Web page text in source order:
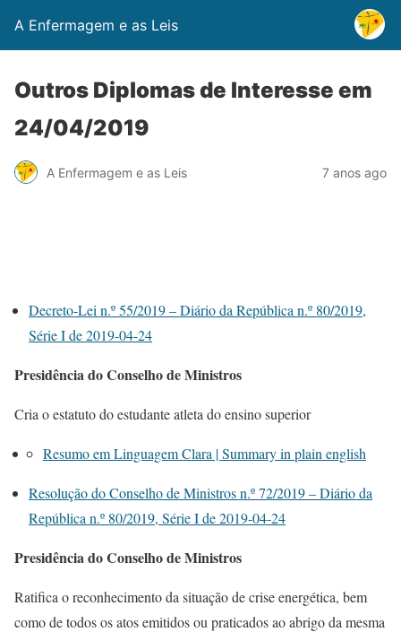
A Enfermagem e as Leis
Outros Diplomas de Interesse em
24/04/2019
A Enfermagem e as Leis 7 anos ago
Decreto-Lei n.º 55/2019 – Diário da República n.º 80/2019,
Série I de 2019-04-24
Presidência do Conselho de Ministros
Cria o estatuto do estudante atleta do ensino superior
Resumo em Linguagem Clara | Summary in plain english
Resolução do Conselho de Ministros n.º 72/2019 – Diário da
República n.º 80/2019, Série I de 2019-04-24
Presidência do Conselho de Ministros
Ratifica o reconhecimento da situação de crise energética, bem
como de todos os atos emitidos ou praticados ao abrigo da mesma